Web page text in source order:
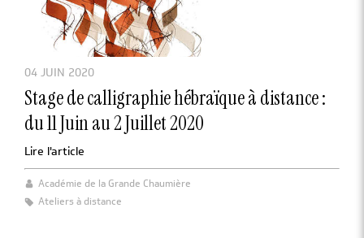
04 JUIN 2020
Stage de calligraphie hébraïque à distance :
du 11 Juin au 2 Juillet 2020
Lire l'article
Académie de la Grande Chaumière
Ateliers à distance